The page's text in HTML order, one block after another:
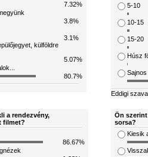
7.32%
3.8%
3.1%
külföldre
5.07%
80.7%
5-10
10-15
15-20
Húsz
Eddigi
a rendezvény,
filmet?
86.67%
Ön
sorsa?
Kiesik